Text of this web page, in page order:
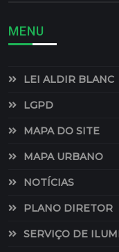
MENU
LEI ALDIR BLANC
LGPD
MAPA DO SITE
MAPA URBANO
NOTÍCIAS
PLANO DIRETOR
SERVIÇO DE